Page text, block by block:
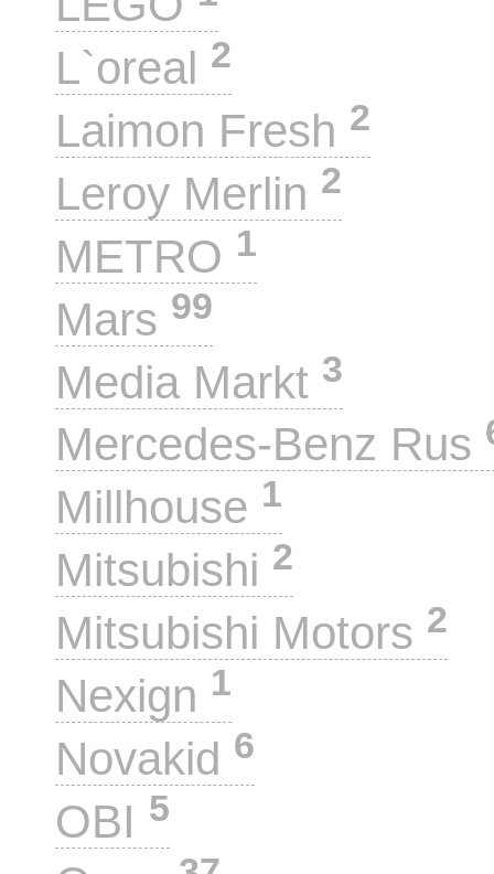
L`oreal 2
Laimon Fresh 2
Leroy Merlin 2
METRO 1
Mars 99
Media Markt 3
Mercedes-Benz Rus
Millhouse 1
Mitsubishi 2
Mitsubishi Motors 2
Nexign 1
Novakid 6
OBI 5